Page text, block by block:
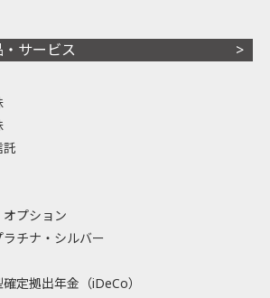
・サービス
託
プション
ラチナ・シルバー
定拠出年金（iDeCo）